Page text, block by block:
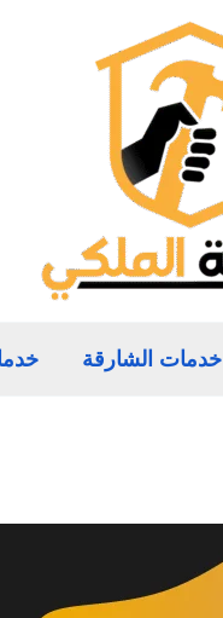
خدمات الشارقة